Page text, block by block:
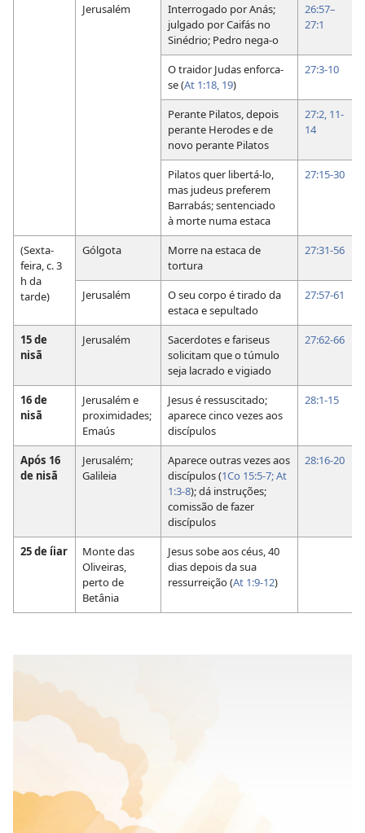
Jerusalém
Interrogado por Anás;
julgado por Caifás no
Sinédrio; Pedro nega-o
26:57–
27:1
O traidor Judas enforca-
se (At 1:18, 19)
27:3-10
Perante Pilatos, depois
perante Herodes e de
novo perante Pilatos
27:2, 11-
14
Pilatos quer libertá-lo,
mas judeus preferem
Barrabás; sentenciado
à morte numa estaca
27:15-30
(Sexta-
feira, c. 3
h da
tarde)
Gólgota
Morre na estaca de
tortura
27:31-56
Jerusalém
O seu corpo é tirado da
estaca e sepultado
27:57-61
15 de
nisã
Jerusalém
Sacerdotes e fariseus
solicitam que o túmulo
seja lacrado e vigiado
27:62-66
16 de
nisã
Jerusalém e
proximidades;
Emaús
Jesus é ressuscitado;
aparece cinco vezes aos
discípulos
28:1-15
Após 16
de nisã
Jerusalém;
Galileia
Aparece outras vezes aos
discípulos (1Co 15:5-7;At
1:3-8); dá instruções;
comissão de fazer
discípulos
28:16-20
25 de íiar
Monte das
Oliveiras,
perto de
Betânia
Jesus sobe aos céus, 40
dias depois da sua
ressurreição (At 1:9-12)